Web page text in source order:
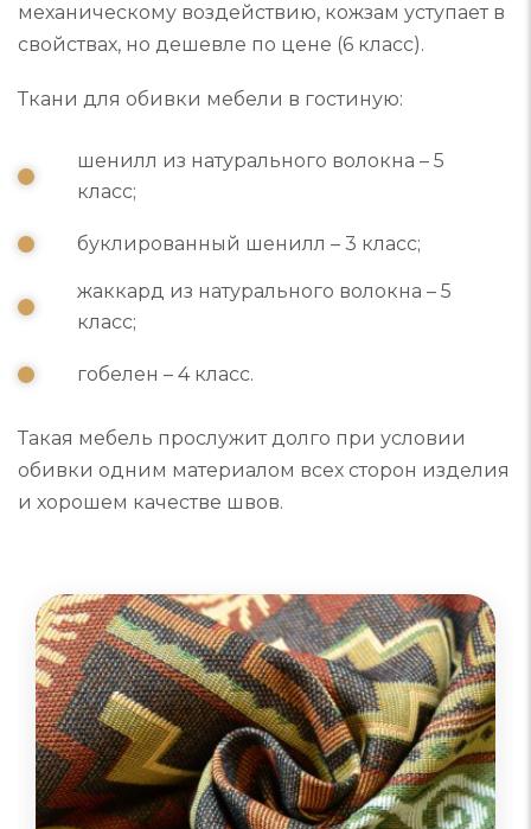
механическому воздействию, кожзам уступает в
свойствах, но дешевле по цене (6 класс).
Ткани для обивки мебели в гостиную:
шенилл из натурального волокна – 5
класс;
буклированный шенилл – 3 класс;
жаккард из натурального волокна – 5
класс;
гобелен – 4 класс.
Такая мебель прослужит долго при условии
обивки одним материалом всех сторон изделия
и хорошем качестве швов.